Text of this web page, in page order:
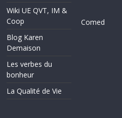
Wiki UE QVT, IM &
Coop
Blog Karen
Demaison
Les verbes du
bonheur
La Qualité de Vie
Comed